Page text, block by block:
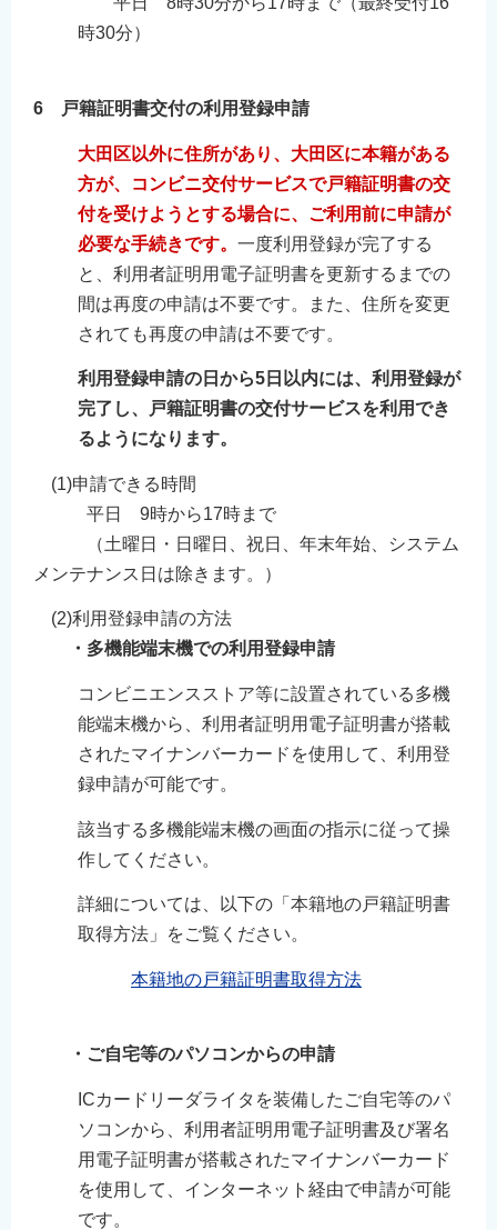
時30分）
6 戸籍証明書交付の利用登録申請
大田区以外に住所があり、 大田区に本籍がある
方が、コンビニ交付サービスで戸籍証明書の交
付を受けようとする場合に、ご利用前に申請が
必要な手続きです。 一度利用登録が完了する
と、利用者証明用電子証明書を更新するまでの
間は再度の申請は不要です。また、住所を変更
されても再度の申請は不要です。
利用登録申請の日から5日以内には、利用登録が
完了し、戸籍証明書の交付サービスを利用でき
るようになります。
(1)申請できる時間
平日 9時から17時まで
（土曜日・日曜日、祝日、年末年始、システム
メンテナンス日は除きます。）
(2)利用登録申請の方法
・多機能端末機での利用登録申請
コンビニエンスストア等に設置されている多機
能端末機から、利用者証明用電子証明書が搭載
されたマイナンバーカードを使用して、利用登
録申請が可能です。
該当する多機能端末機の画面の指示に従って操
作してください。
詳細については、以下の「本籍地の戸籍証明書
取得方法」をご覧ください。
本籍地の戸籍証明書取得方法
・ご自宅等のパソコンからの申請
ICカードリーダライタを装備したご自宅等のパ
ソコンから、利用者証明用電子証明書及び署名
用電子証明書が搭載されたマイナンバーカード
を使用して、インターネット経由で申請が可能
です。